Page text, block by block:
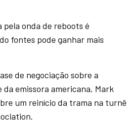
onda de reboots é
fontes pode ganhar mais
de negociação sobre a
emissora americana, Mark
um reinício da trama na turnê